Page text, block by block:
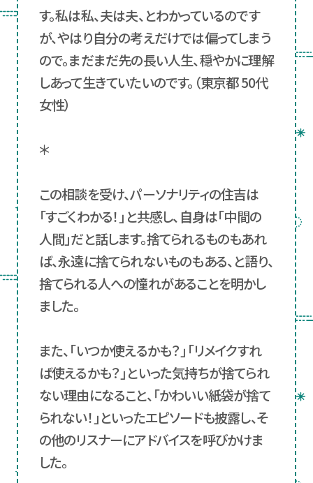
す。私は私、夫は夫、とわかっているのです
が、やはり自分の考えだけでは偏ってしまう
ので。まだまだ先の長い人生、穏やかに理解
しあって生きていたいのです。（東京都 50代
女性）
＊
この相談を受け、パーソナリティの住吉は
「すごくわかる！」と共感し、自身は「中間の
人間」だと話します。捨てられるものもあれ
ば、永遠に捨てられないものもある、と語り、
捨てられる人への憧れがあることを明かし
ました。
また、「いつか使えるかも？」「リメイクすれ
ば使えるかも？」といった気持ちが捨てられ
ない理由になること、「かわいい紙袋が捨て
られない！」といったエピソードも披露し、そ
の他のリスナーにアドバイスを呼びかけま
した。